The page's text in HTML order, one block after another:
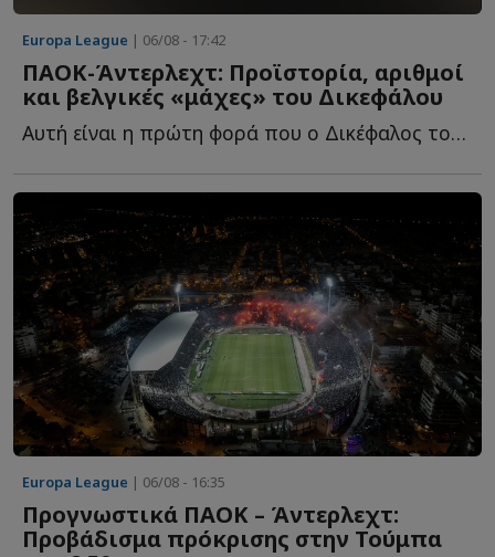
Europa League | 06/08 - 17:42
ΠΑΟΚ-Άντερλεχτ: Προϊστορία, αριθμοί
και βελγικές «μάχες» του Δικεφάλου
Αυτή είναι η πρώτη φορά που ο Δικέφαλος του Βορρά συναντά τ...
Europa League | 06/08 - 16:35
Προγνωστικά ΠΑΟΚ – Άντερλεχτ:
Προβάδισμα πρόκρισης στην Τούμπα